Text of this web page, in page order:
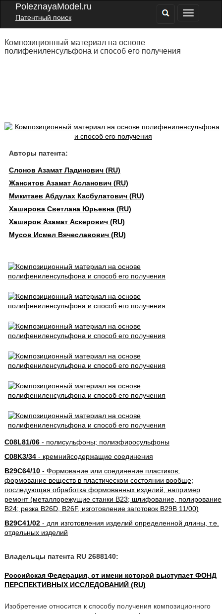
PoleznayaModel.ru
Патентный поиск
Композиционный материал на основе
полифениленсульфона и способ его получения
Авторы патента:
Слонов Азамат Ладинович (RU)
Жанситов Азамат Асланович (RU)
Микитаев Абдулах Касбулатович (RU)
Хаширова Светлана Юрьевна (RU)
Хаширов Азамат Аскерович (RU)
Мусов Исмел Вячеславович (RU)
C08L81/06- полисульфоны; полиэфиросульфоны
C08K3/34- кремнийсодержащие соединения
B29C64/10- Формование или соединение пластиков;
формование веществ в пластическом состоянии вообще;
последующая обработка формованных изделий, например
ремонт (металлорежущие станки B23; шлифование, полирование
B24; резка B26D, B26F, изготовление заготовок B29B 11/00)
B29C41/02- для изготовления изделий определенной длины, т.е.
отдельных изделий
Владельцы патента RU 2688140:
Российская Федерация, от имени которой выступает ФОНД
ПЕРСПЕКТИВНЫХ ИССЛЕДОВАНИЙ (RU)
Изобретение относится к способу получения композиционного